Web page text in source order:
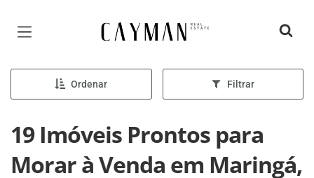
Página inicial
Ordenar Filtrar
19 Imóveis Prontos para
Morar à Venda em Maringá,